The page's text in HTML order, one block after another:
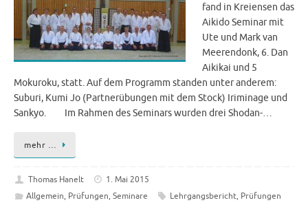
fand in Kreiensen das
Aikido Seminar mit
Ute und Mark van
Meerendonk, 6. Dan
Aikikai und 5
Mokuroku, statt. Auf dem Programm standen unter anderem:
Suburi, Kumi Jo (Partnerübungen mit dem Stock) Iriminage und
Sankyo. Im Rahmen des Seminars wurden drei Shodan-…
mehr …
Thomas Hanelt
1. Mai 2015
Allgemein, Prüfungen, Seminare Lehrgangsbericht, Prüfungen